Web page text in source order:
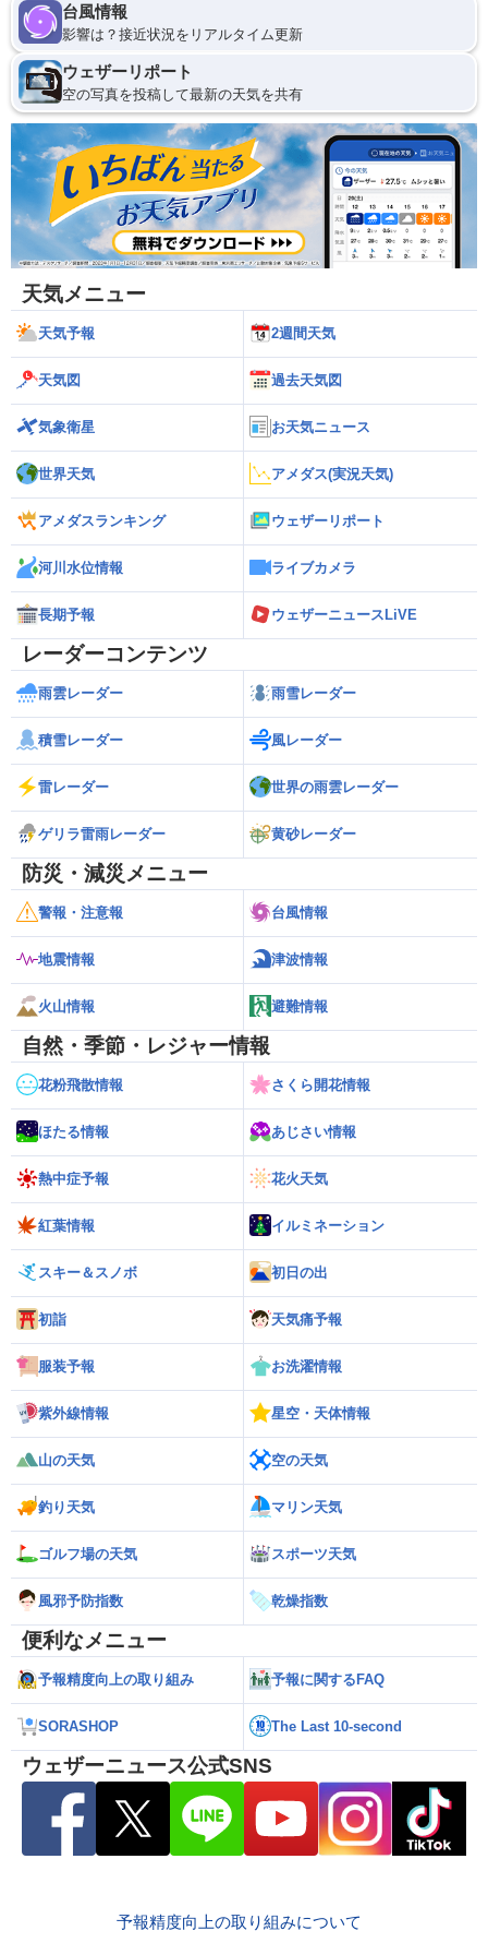
台風情報
影響は？接近状況をリアルタイム更新
ウェザーリポート
空の写真を投稿して最新の天気を共有
天気メニュー
天気予報 2週間天気
天気図 過去天気図
気象衛星 お天気ニュース
世界天気 アメダス(実況天気)
アメダスランキング ウェザーリポート
河川水位情報 ライブカメラ
長期予報 ウェザーニュースLiVE
レーダーコンテンツ
雨雲レーダー 雨雪レーダー
積雪レーダー 風レーダー
雷レーダー 世界の雨雲レーダー
ゲリラ雷雨レーダー 黄砂レーダー
防災・減災メニュー
警報・注意報 台風情報
地震情報 津波情報
火山情報 避難情報
自然・季節・レジャー情報
花粉飛散情報 さくら開花情報
ほたる情報 あじさい情報
熱中症予報 花火天気
紅葉情報 イルミネーション
スキー＆スノボ 初日の出
初詣 天気痛予報
服装予報 お洗濯情報
紫外線情報 星空・天体情報
山の天気 空の天気
釣り天気 マリン天気
ゴルフ場の天気 スポーツ天気
風邪予防指数 乾燥指数
便利なメニュー
予報精度向上の取り組み 予報に関するFAQ
SORASHOP The Last 10-second
ウェザーニュース公式SNS
予報精度向上の取り組みについて